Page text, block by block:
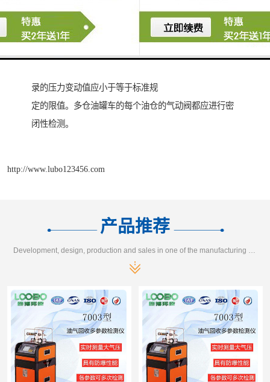
LB-7030 型汽油运输油气回收检测仪概述
在完成系统密闭性正加压检测后，对同一油仓再加压至
录的压力变动值应小于等于标准规
定的限值。多仓油罐车的每个油仓的气动阀都应进行密
http://www.lubo123456.com
产品推荐